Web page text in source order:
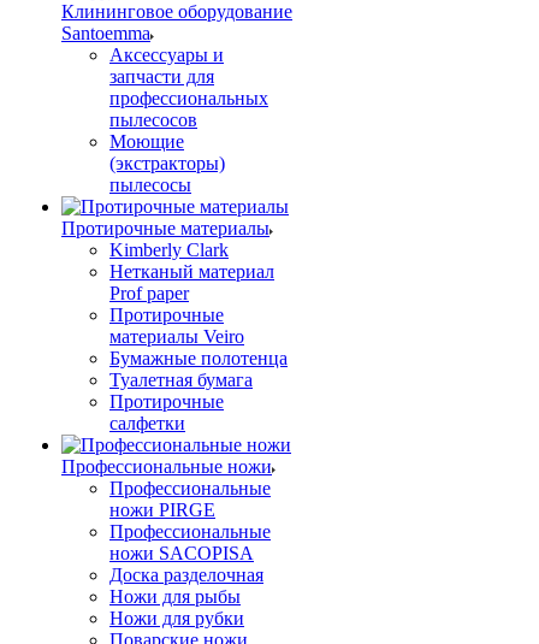
Клининговое оборудование
Santoemma
Аксессуары и
запчасти для
профессиональных
пылесосов
Моющие
(экстракторы)
пылесосы
Протирочные материалы
Kimberly Clark
Нетканый материал
Prof paper
Протирочные
материалы Veiro
Бумажные полотенца
Туалетная бумага
Протирочные
салфетки
Профессиональные ножи
Профессиональные
ножи PIRGE
Профессиональные
ножи SACOPISA
Доска разделочная
Ножи для рыбы
Ножи для рубки
Поварские ножи